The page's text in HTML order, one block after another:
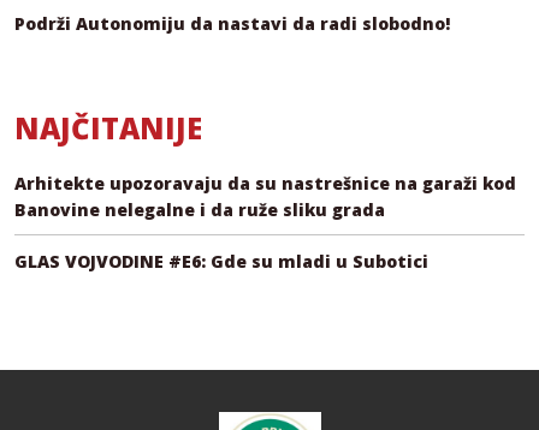
Podrži Autonomiju da nastavi da radi slobodno!
NAJČITANIJE
Arhitekte upozoravaju da su nastrešnice na garaži kod
Banovine nelegalne i da ruže sliku grada
GLAS VOJVODINE #E6: Gde su mladi u Subotici